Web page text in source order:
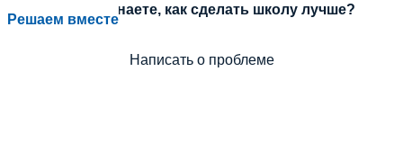
Решаем вместе
процесса или знаете, как сделать школу лучше?
Написать о проблеме